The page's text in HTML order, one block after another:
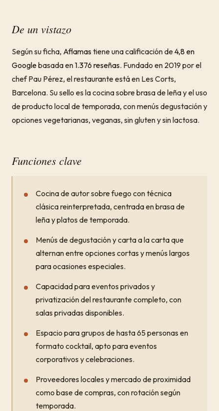
De un vistazo
Según su ficha, Aflamas tiene una calificación de 4,8 en
Googlebasada en1.376 reseñas. Fundado en 2019 por el
chef Pau Pérez, el restaurante está en Les Corts,
Barcelona. Su sello es la cocina sobre brasa de leña y el uso
de producto local de temporada, con menús degustación y
opciones vegetarianas, veganas, sin gluten y sin lactosa.
Funciones clave
Cocina de autor sobre fuego con técnica
clásica reinterpretada, centrada en brasa de
leña y platos de temporada.
Menús de degustación y carta a la carta que
alternan entre opciones cortas y menús largos
para ocasiones especiales.
Capacidad para eventos privados y
privatización del restaurante completo, con
salas privadas disponibles.
Espacio para grupos de hasta 65 personas en
formato cocktail, apto para eventos
corporativos y celebraciones.
Proveedores locales y mercado de proximidad
como base de compras, con rotación según
temporada.